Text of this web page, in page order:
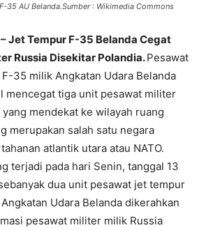
35 AU Belanda.Sumber : Wikimedia Commons
Jet Tempur F-35 Belanda Cegat
Russia Disekitar Polandia.Pesawat
35 milik Angkatan Udara Belanda
mencegat tiga unit pesawat militer
mendekat ke wilayah ruang
merupakan salah satu negara
atlantik utara atau NATO.
terjadi pada hari Senin, tanggal 13
dua unit pesawat jet tempur
Udara Belanda dikerahkan
pesawat militer milik Russia